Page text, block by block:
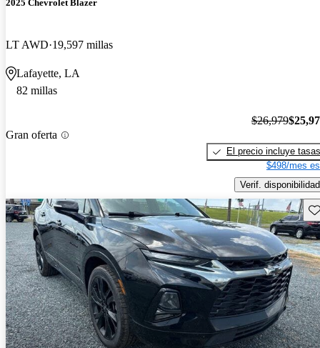
2025 Chevrolet Blazer
LT AWD 19,597 millas
Lafayette, LA
82 millas
Gran oferta
$26,979
El precio incluye tasas
$498/mes
Verif. disponibilidad